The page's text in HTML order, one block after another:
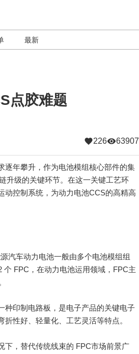
最新
点胶难题
226 63907
年攀升，作为电池模组核心部件的集
升级的关键环节。在这一关键工艺环
动控制系统，为动力电池CCS的高精高
车动力电池一般由多个电池模组组
个 FPC，在动力电池运用领域，FPC主
印制电路板，是电子产品的关键电子
性好、轻量化、工艺灵活等特点。
，替代传统线束的 FPC市场前景广